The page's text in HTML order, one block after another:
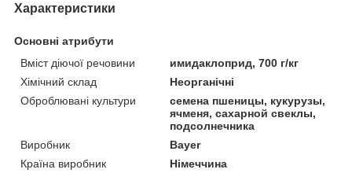
Характеристики
Основні атрибути
Вміст діючої речовини
имидаклоприд, 700 г/кг
Хімічний склад
Неорганічні
Оброблювані культури
семена пшеницы, кукурузы,
ячменя, сахарной свеклы,
подсолнечника
Виробник
Bayer
Країна виробник
Німеччина